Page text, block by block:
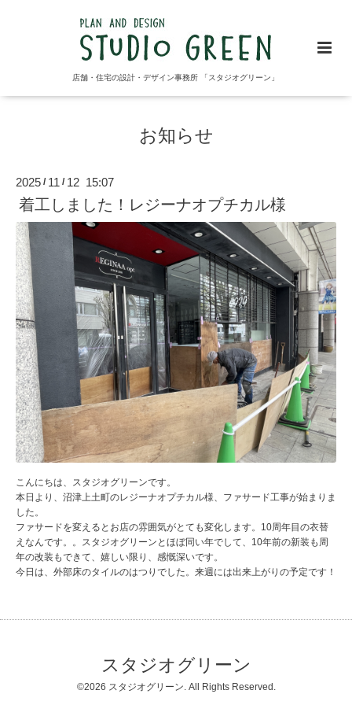
店舗・住宅の設計・デザイン事務所 「スタジオグリーン」
お知らせ
2025 / 11 / 12 15:07
着工しました！レジーナオプチカル様
こんにちは、スタジオグリーンです。
本日より、沼津上土町のレジーナオプチカル様、ファサード工事が始まりま
した。
ファサードを変えるとお店の雰囲気がとても変化します。10周年目の衣替
えなんです。。スタジオグリーンとほぼ同い年でして、10年前の新装も周
年の改装もできて、嬉しい限り、感慨深いです。
今日は、外部床のタイルのはつりでした。来週には出来上がりの予定です！
スタジオグリーン
©2026 スタジオグリーン. All Rights Reserved.